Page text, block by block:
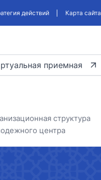
действий Карта сайта
приемная
структура
центра